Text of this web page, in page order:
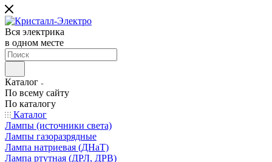
Вся электрика
в одном месте
Каталог
По всему сайту
По каталогу
Каталог
Лампы (источники света)
Лампы газоразрядные
Лампа натриевая (ДНаТ)
Лампа ртутная (ДРЛ, ДРВ)